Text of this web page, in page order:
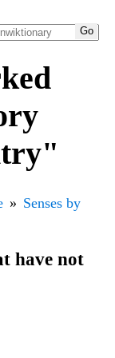
Senses by
have not